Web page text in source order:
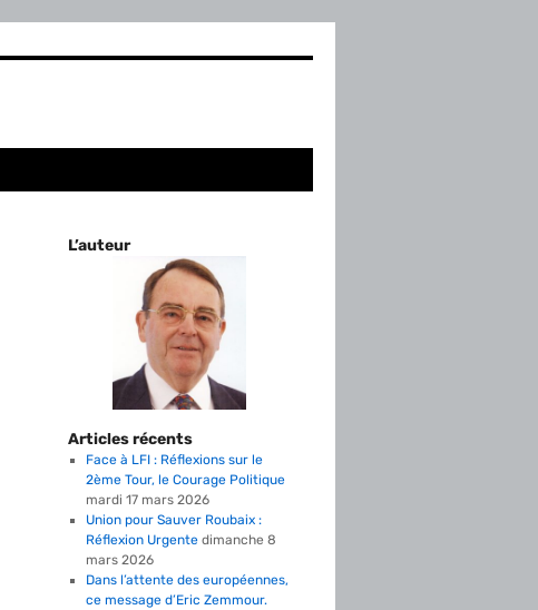
L’auteur
Articles récents
Face à LFI : Réflexions sur le
2ème Tour, le Courage Politique
mardi 17 mars 2026
Union pour Sauver Roubaix :
Réflexion Urgente dimanche 8
mars 2026
Dans l’attente des européennes,
ce message d’Eric Zemmour.